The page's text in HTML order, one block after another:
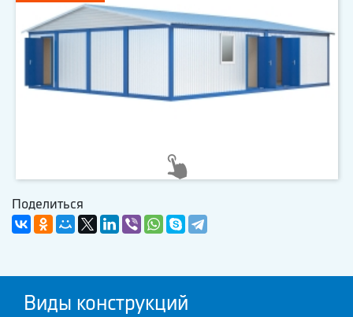
Поделиться
Виды конструкций